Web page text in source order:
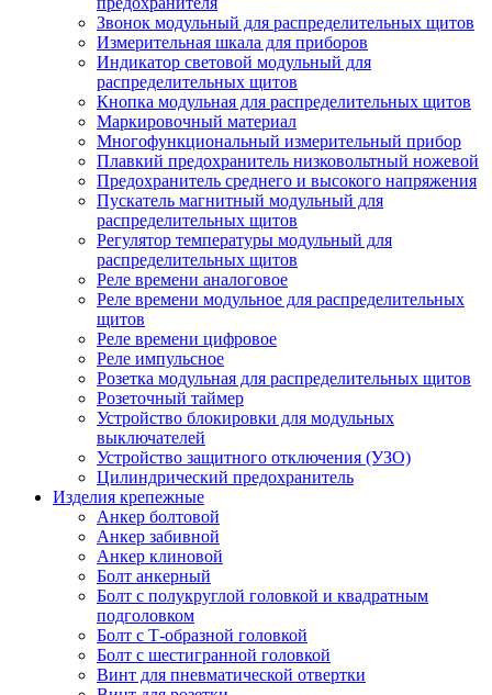
Звонок модульный для распределительных щитов
Измерительная шкала для приборов
Индикатор световой модульный для
распределительных щитов
Кнопка модульная для распределительных щитов
Маркировочный материал
Многофункциональный измерительный прибор
Плавкий предохранитель низковольтный ножевой
Предохранитель среднего и высокого напряжения
Пускатель магнитный модульный для
распределительных щитов
Регулятор температуры модульный для
распределительных щитов
Реле времени аналоговое
Реле времени модульное для распределительных
щитов
Реле времени цифровое
Реле импульсное
Розетка модульная для распределительных щитов
Розеточный таймер
Устройство блокировки для модульных
выключателей
Устройство защитного отключения (УЗО)
Цилиндрический предохранитель
Изделия крепежные
Анкер болтовой
Анкер забивной
Анкер клиновой
Болт анкерный
Болт с полукруглой головкой и квадратным
подголовком
Болт с Т-образной головкой
Болт с шестигранной головкой
Винт для пневматической отвертки